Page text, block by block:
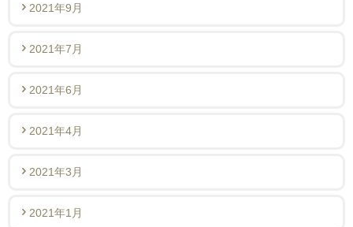
2021年9月
2021年7月
2021年6月
2021年4月
2021年3月
2021年1月